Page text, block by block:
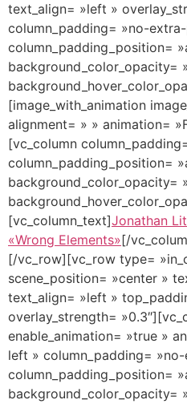
text_align= »left »
column_padding= »no-
column_padding_position=
background_color_opacity=
[image_with_animation
alignment= » » animation=
[vc_column
column_padding_position=
background_color_opacity=
[vc_column_text]Jonathan
«Wrong Elements»[/
[/vc_row][vc_row type=
scene_position= »center »
text_align= »left »
overlay_strength=
enable_animation= »true »
left » column_padding=
column_padding_position=
background_color_opacity=